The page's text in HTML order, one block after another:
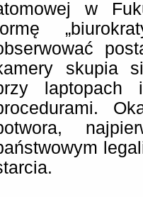
w
skupia
laptopach